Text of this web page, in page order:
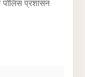
पोलिस प्रशासन